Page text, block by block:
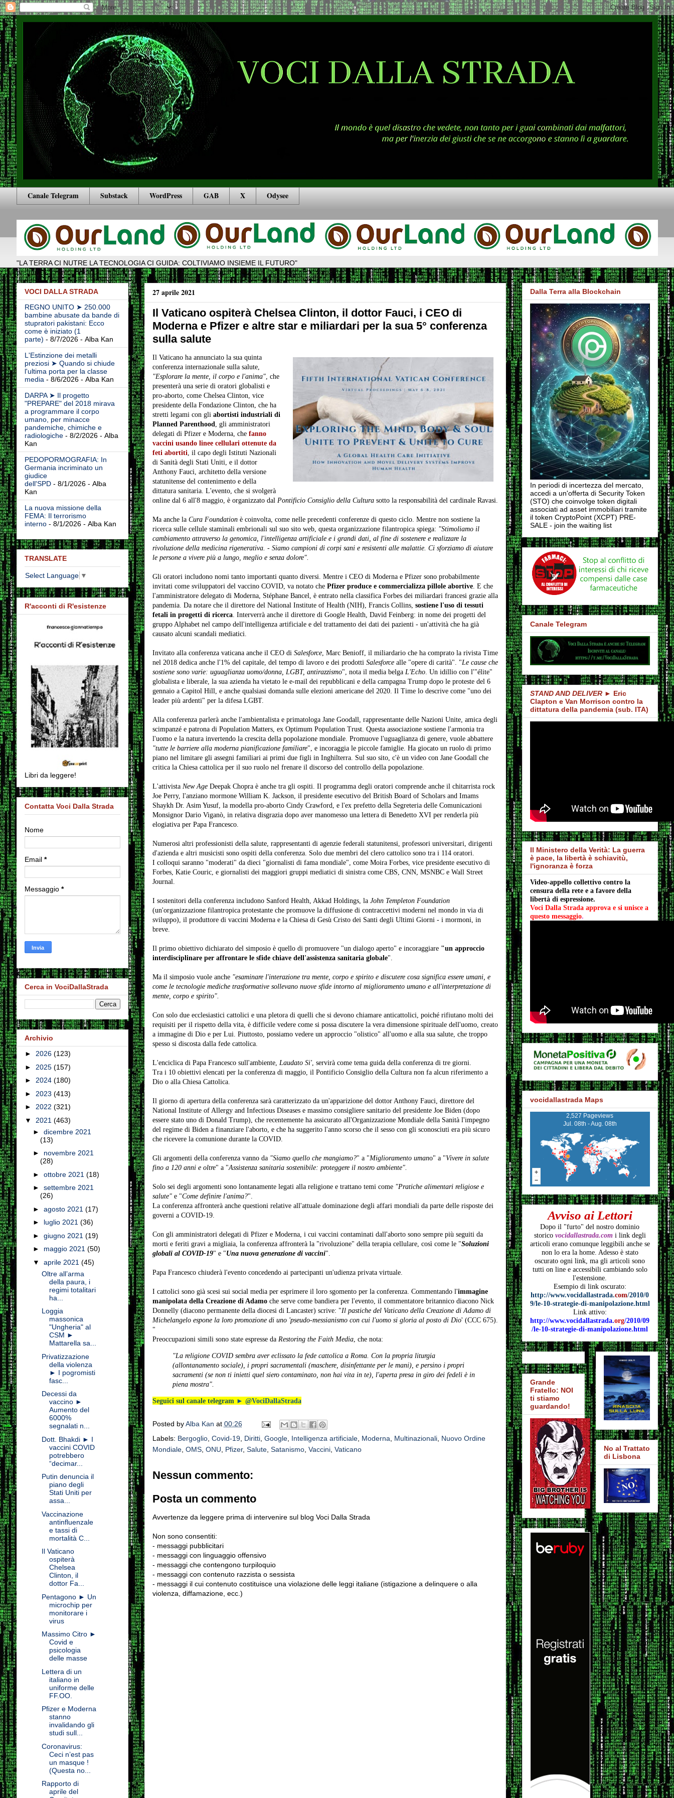
Canale Telegram Substack WordPress GAB X Odysee
"LA TERRA CI NUTRE LA TECNOLOGIA CI GUIDA: COLTIVIAMO INSIEME IL FUTURO"
27 aprile 2021
Il Vaticano ospiterà Chelsea Clinton, il dottor Fauci, i CEO di
Moderna e Pfizer e altre star e miliardari per la sua 5° conferenza
sulla salute
Il Vaticano ha annunciato la sua quinta
conferenza internazionale sulla salute,
"Esplorare la mente, il corpo e l'anima", che
presenterà una serie di oratori globalisti e
pro-aborto, come Chelsea Clinton, vice
presidente della Fondazione Clinton, che ha
stretti legami con gli abortisti industriali di
Planned Parenthood
, gli amministratori
delegati di Pfizer e Moderna, che fanno
vaccini usando linee cellulari ottenute da
feti abortiti , il capo degli Istituti Nazionali
di Sanità degli Stati Uniti, e il dottor
Anthony Fauci, architetto della versione
statunitense del contenimento e della
dittatura sanitaria. L'evento, che si svolgerà
online dal 6 all'8 maggio, è organizzato dal Pontificio Consiglio della Culturasotto la responsabilità del cardinale Ravasi.
Ma anche la Cura Foundationè coinvolta, come nelle precedenti conferenze di questo ciclo. Mentre non sostiene la
ricerca sulle cellule staminali embrionali sul suo sito web, questa organizzazione filantropica spiega: "Stimoliamo il
cambiamento attraverso la genomica, l'intelligenza artificiale e i grandi dati, al fine di sostenere e realizzare la
rivoluzione della medicina rigenerativa. - Siamo campioni di corpi sani e resistenti alle malattie. Ci sforziamo di aiutare
le persone a vivere più a lungo, meglio e senza dolore".
Gli oratori includono nomi tanto importanti quanto diversi. Mentre i CEO di Moderna e Pfizer sono probabilmente
invitati come sviluppatori del vaccino COVID, va notato che Pfizer produce e commercializza pillole abortive. E che
l'amministratore delegato di Moderna, Stéphane Bancel, è entrato nella classifica Forbes dei miliardari francesi grazie alla
pandemia. Da notare che il direttore del National Institute of Health (NIH), Francis Collins, sostiene l'uso di tessuti
fetali in progetti di ricerca. Interverrà anche il direttore di Google Health, David Feinberg: in nome dei progetti del
gruppo Alphabet nel campo dell'intelligenza artificiale e del trattamento dei dati dei pazienti - un'attività che ha già
causato alcuni scandali mediatici.
Invitato alla conferenza vaticana anche il CEO di Salesforce, Marc Benioff, il miliardario che ha comprato la rivista Time
nel 2018 dedica anche l'1% del capitale, del tempo di lavoro e dei prodotti Salesforcealle "opere di carità". "Le cause che
sostiene sono varie: uguaglianza uomo/donna, LGBT, antirazzismo", nota il media belga L'Echo. Un idillio con l'"élite"
globalista e liberale, la sua azienda ha vietato le e-mail dei repubblicani e della campagna Trump dopo le proteste del 6
gennaio a Capitol Hill, e anche qualsiasi domanda sulle elezioni americane del 2020. Il Time lo descrive come "uno dei
leader più ardenti" per la difesa LGBT.
Alla conferenza parlerà anche l'ambientalista e primatologa Jane Goodall, rappresentante delle Nazioni Unite, amica degli
scimpanzé e patrona di Population Matters, ex Optimum Population Trust. Questa associazione sostiene l'armonia tra
l'uomo e la natura invertendo la crescita della popolazione mondiale. Promuove l'uguaglianza di genere, vuole abbattere
"tutte le barriere alla moderna pianificazione familiare", e incoraggia le piccole famiglie. Ha giocato un ruolo di primo
piano nel limitare gli assegni familiari ai primi due figli in Inghilterra. Sul suo sito, c'è un video con Jane Goodall che
critica la Chiesa cattolica per il suo ruolo nel frenare il discorso del controllo della popolazione.
L'attivista New Age Deepak Chopra è anche tra gli ospiti. Il programma degli oratori comprende anche il chitarrista rock
Joe Perry, l'anziano mormone William K. Jackson, il presidente esecutivo del British Board of Scholars and Imams
Shaykh Dr. Asim Yusuf, la modella pro-aborto Cindy Crawford, e l'ex prefetto della Segreteria delle Comunicazioni
Monsignor Dario Viganò, in relativa disgrazia dopo aver manomesso una lettera di Benedetto XVI per renderla più
elogiativa per Papa Francesco.
Numerosi altri professionisti della salute, rappresentanti di agenzie federali statunitensi, professori universitari, dirigenti
d'azienda e altri musicisti sono ospiti della conferenza. Solo due membri del clero cattolico sono tra i 114 oratori.
I colloqui saranno "moderati" da dieci "giornalisti di fama mondiale", come Moira Forbes, vice presidente esecutivo di
Forbes, Katie Couric, e giornalisti dei maggiori gruppi mediatici di sinistra come CBS, CNN, MSNBC e Wall Street
Journal.
I sostenitori della conferenza includono Sanford Health, Akkad Holdings, la John Templeton Foundation
(un'organizzazione filantropica protestante che promuove la diffusione di contraccettivi moderni nel mondo in via di
sviluppo), il produttore di vaccini Moderna e la Chiesa di Gesù Cristo dei Santi degli Ultimi Giorni - i mormoni, in
breve.
Il primo obiettivo dichiarato del simposio è quello di promuovere "un dialogo aperto" e incoraggiare "un approccio
interdisciplinare per affrontare le sfide chiave dell'assistenza sanitaria globale".
Ma il simposio vuole anche "esaminare l'interazione tra mente, corpo e spirito e discutere cosa significa essere umani, e
come le tecnologie mediche trasformative sollevano nuove sfide intorno al miglioramento umano e all'interpretazione di
mente, corpo e spirito".
Con solo due ecclesiastici cattolici e una pletora di quelli che si devono chiamare anticattolici, poiché rifiutano molti dei
requisiti per il rispetto della vita, è difficile vedere come si possa discutere la vera dimensione spirituale dell'uomo, creato
a immagine di Dio e per Lui. Piuttosto, possiamo vedere un approccio "olistico" all'uomo e alla sua salute, che troppo
spesso si discosta dalla fede cattolica.
L'enciclica di Papa Francesco sull'ambiente, Laudato Si', servirà come tema guida della conferenza di tre giorni.
Tra i 10 obiettivi elencati per la conferenza di maggio, il Pontificio Consiglio della Cultura non fa alcun riferimento a
Dio o alla Chiesa Cattolica.
Il giorno di apertura della conferenza sarà caratterizzato da un'apparizione del dottor Anthony Fauci, direttore del
National Institute of Allergy and Infectious Diseases e massimo consigliere sanitario del presidente Joe Biden (dopo
essere stato uno di Donald Trump), che recentemente ha assicurato all'Organizzazione Mondiale della Sanità l'impegno
del regime di Biden a finanziare l'aborto, e che ha suggerito l'anno scorso che il sesso con gli sconosciuti era più sicuro
che ricevere la comunione durante la COVID.
Gli argomenti della conferenza vanno da "Siamo quello che mangiamo?" a "Miglioramento umano" a "Vivere in salute
fino a 120 anni e oltre" a "Assistenza sanitaria sostenibile: proteggere il nostro ambiente".
Solo sei degli argomenti sono lontanamente legati alla religione e trattano temi come "Pratiche alimentari religiose e
salute"e "Come definire l'anima?".
La conferenza affronterà anche questioni relative all'attuale dominazione degli affari mondiali da parte delle risposte dei
governi a COVID-19.
Con gli amministratori delegati di Pfizer e Moderna, i cui vaccini contaminati dall'aborto sono sempre più seguiti da
morti e feriti gravi a migliaia, la conferenza affronterà la "rivoluzione" della terapia cellulare, così come le "Soluzioni
globali al COVID-19" e "Una nuova generazione di vaccini".
Papa Francesco chiuderà l'evento concedendo ai partecipanti un'udienza privata virtuale.
I cattolici sono già scesi sui social media per esprimere il loro sgomento per la conferenza. Commentando l'immagine
manipolata della Creazione di Adamoche serve come bandiera per l'evento, il commentatore britannico diacono Nick
Donnelly (diacono permanente della diocesi di Lancaster) scrive: "Il pastiche del Vaticano della Creazione di Adamo di
Michelangelo espone la loro promozione di uno 'pseudo-messianismo con cui l'uomo si gloria al posto di Dio' (CCC 675).
"
Preoccupazioni simili sono state espresse da Restoring the Faith Media, che nota:
"La religione COVID sembra aver eclissato la fede cattolica a Roma. Con la propria liturgia
(allontanamento sociale), i propri sacramentali (maschere, disinfettante per le mani), e persino i propri
sacramenti (se non ti inietti quel siero contaminato, non hai vita in te), l'aperta presa in giro dei fedeli è in
piena mostra".
Seguici sul canale telegram ► @VociDallaStrada
Posted byAlba Kan at 00:26
Labels: Bergoglio, Covid-19, Diritti, Google, Intelligenza artificiale, Moderna Multinazionali, Nuovo Ordine
Mondiale, OMS, ONU Pfizer, Salute, Satanismo, Vaccini, Vaticano
Nessun commento:
Posta un commento
Avvertenze da leggere prima di intervenire sul blog Voci Dalla Strada
Non sono consentiti:
- messaggi pubblicitari
- messaggi con linguaggio offensivo
- messaggi che contengono turpiloquio
- messaggi con contenuto razzista o sessista
- messaggi il cui contenuto costituisce una violazione delle leggi italiane (istigazione a delinquere o alla
violenza, diffamazione, ecc.)
VOCI DALLA STRADA
REGNO UNITO ➤ 250.000
bambine abusate da bande di
stupratori pakistani: Ecco
come è iniziato (1
parte) - 8/7/2026- Alba Kan
L'Estinzione dei metalli
preziosi ➤ Quando si chiude
l'ultima porta per la classe
media - 8/6/2026- Alba Kan
DARPA ➤ Il progetto
"PREPARE" del 2018 mirava
a programmare il corpo
umano, per minacce
pandemiche, chimiche e
radiologiche- 8/2/2026- Alba
Kan
PEDOPORMOGRAFIA: In
Germania incriminato un
giudice
dell'SPD- 8/1/2026- Alba
Kan
La nuova missione della
FEMA: Il terrorismo
interno- 8/1/2026- Alba Kan
TRANSLATE
Select Language ▼
R'acconti di R'esistenze
Libri da leggere!
Contatta Voci Dalla Strada
Nome
Email *
Messaggio *
Cerca in VociDallaStrada
Archivio
► 2026 (123)
► 2025 (157)
► 2024 (180)
► 2023 (413)
► 2022 (321)
▼ 2021 (463)
►dicembre 2021
(13)
► novembre 2021
(28)
►ottobre 2021(18)
►settembre 2021
(26)
►agosto 2021(17)
► luglio 2021(36)
►giugno 2021(19)
► maggio 2021(50)
▼aprile 2021(45)
Oltre all’arma
della paura, i
regimi totalitari
ha...
Loggia
massonica
"Ungheria" al
CSM ►
Mattarella sa...
Privatizzazione
della violenza
► I pogromisti
fasc...
Decessi da
vaccino ►
Aumento del
6000%
segnalati n...
Dott. Bhakdi ► I
vaccini COVID
potrebbero
“decimar...
Putin denuncia il
piano degli
Stati Uniti per
assa...
Vaccinazione
antinfluenzale
e tassi di
mortalità C...
Il Vaticano
ospiterà
Chelsea
Clinton, il
dottor Fa...
Pentagono ► Un
microchip per
monitorare i
virus
Massimo Citro ►
Covid e
psicologia
delle masse
Lettera di un
italiano in
uniforme delle
FF.OO.
Pfizer e Moderna
stanno
invalidando gli
studi sull...
Coronavirus:
Ceci n’est pas
un masque !
(Questa no...
Rapporto di
aprile del
Dalla Terra alla Blockchain
In periodi di incertezza del mercato,
accedi a un'offerta di Security Token
(STO) che coinvolge token digitali
associati ad asset immobiliari tramite
il token CryptoPoint (XCPT) PRE-
SALE - join the waiting list
Canale Telegram
STAND AND DELIVER► Eric
Clapton e Van Morrison contro la
dittatura della pandemia (sub. ITA)
Il Ministero della Verità: La guerra
è pace, la libertà è schiavitù,
l'ignoranza è forza
Video-appello collettivo contro la
censura della rete e a favore della
libertà di espressione.
Voci Dalla Strada approva e si unisce a
questo messaggio.
vocidallastrada Maps
2,527 Pageviews
Jul. 08th - Aug. 08th
Avviso ai Lettori
Dopo il "furto" del nostro dominio
storico vocidallastrada.comi link degli
articoli erano comunque leggibili anche se
non lo era la home. Adesso è stato
oscurato ogni link, ma gli articoli sono
tutti on line e accessibili cambiando solo
l'estensione.
Esempio di link oscurato:
http://www.vocidallastrada.com/2010/0
9/le-10-strategie-di-manipolazione.html
Link attivo:
http://www.vocidallastrada.org/2010/09
/le-10-strategie-di-manipolazione.html
Grande
Fratello: NOI
ti stiamo
guardando!
No al Trattato
di Lisbona